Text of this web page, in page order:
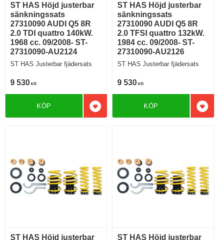
ST HAS Höjd justerbar
sänkningssats
27310090 AUDI Q5 8R
2.0 TDI quattro 140kW.
1968 cc. 09/2008- ST-
27310090-AU2124
ST HAS Justerbar fjädersats
9 530 KR
Lägg till i favoriter
KÖP
ST HAS Höjd justerbar
sänkningssats
27310090 AUDI Q5 8R
2.0 TFSI quattro 132kW.
1984 cc. 09/2008- ST-
27310090-AU2126
ST HAS Justerbar fjädersats
9 530 KR
KÖP
ST HAS Höjd justerbar ST HAS Höjd justerbar